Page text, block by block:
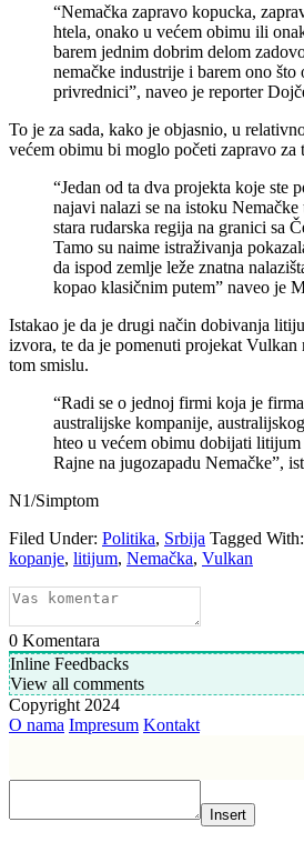
“Nemačka zapravo kopucka,
htela, onako u većem obimu ili
barem jednim dobrim delom
nemačke industrije i barem ono što
privrednici”, naveo je reporter
To je za sada, kako je objasnio, u
većem obimu bi moglo početi zapravo za
“Jedan od ta dva projekta koje ste
najavi nalazi se na istoku
stara rudarska regija na granici sa
Tamo su naime istraživanja
da ispod zemlje leže znatna
kopao klasičnim putem” naveo je
Istakao je da je drugi način dobivanja
izvora, te da je pomenuti projekat Vulkan
tom smislu.
“Radi se o jednoj firmi koja je
australijske kompanije,
hteo u većem obimu dobijati litijum
Rajne na jugozapadu Nemačke”,
N1/Simptom
Filed Under: Politika, Srbija Tagged With:
kopanje, litijum, Nemačka, Vulkan
0 Komentara
Inline Feedbacks
View all comments
Copyright 2024
O nama Impresum Kontakt
Insert